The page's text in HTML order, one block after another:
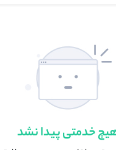
خدمتی پیدا نشد